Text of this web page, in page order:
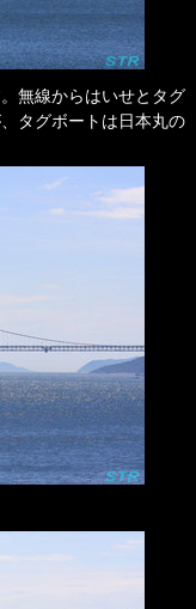
無線からはいせとタグ
タグボートは日本丸の